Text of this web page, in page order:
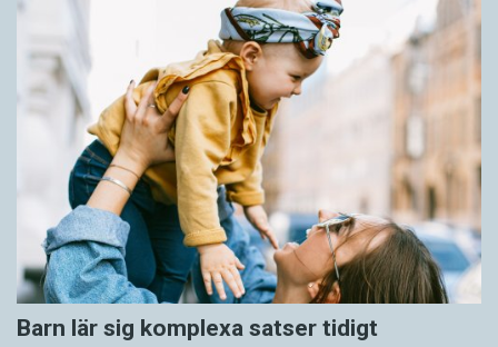
Barn lär sig komplexa satser tidigt